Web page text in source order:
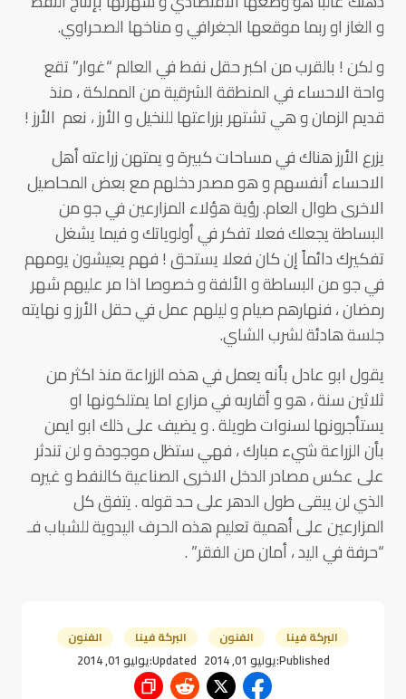
و الغاز او ربما موقعها الجغرافي و مناخها الصحراوي.
و لكن ! بالقرب من اكبر حقل نفط في العالم “غوار” تقع
واحة الاحساء في المنطقة الشرقية من المملكة ، منذ
قديم الزمان و هي تشتهر بزراعتها للنخيل و الأرز ، نعم الأرز !
يزرع الأرز هناك في مساحات كبيرة و يمتهن زراعته أهل
الاحساء أنفسهم و هو مصدر دخلهم مع بعض المحاصيل
الاخرى طوال العام. رؤية هؤلاء المزارعين في جو من
البساطة يجعلك فعلا تفكر في أولوياتك و فيما يشغل
تفكيرك دائماً إن كان فعلا يستحق ! فهم يعيشون يومهم
في جو من البساطة و الألفة و خصوصا اذا مر عليهم شهر
رمضان ، فنهارهم صيام و ليلهم عمل في حقل الأرز و نهايته
جلسة هادئة لشرب الشاي.
يقول ابو عادل بأنه يعمل في هذه الزراعة منذ اكثر من
ثلاثين سنة ، هو و أقاربه في مزارع اما يمتلكونها او
يستأجرونها لسنوات طويلة . و يضيف على ذلك ابو ايمن
بأن الزراعة شيء مبارك ، فهي ستظل موجودة و لن تندثر
على عكس مصادر الدخل الاخرى الصناعية كالنفط و غيره
الذي لن يبقى طول الدهر على حد قوله . يتفق كل
المزارعين على أهمية تعليم هذه الحرف اليدوية للشباب فـ
“حرفة في اليد ، أمان من الفقر” .
البركة فينا الفنون البركة فينا الفنون
Published:يوليو 01, 2014 Updated:يوليو 01, 2014